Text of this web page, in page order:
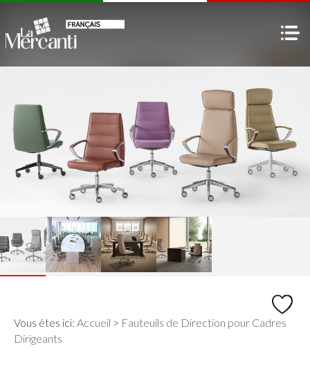
Vous êtes ici: Accueil > Fauteuils de Direction pour Cadres
Dirigeants